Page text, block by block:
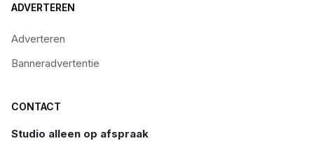
ADVERTEREN
Adverteren
Banneradvertentie
CONTACT
Studio alleen op afspraak